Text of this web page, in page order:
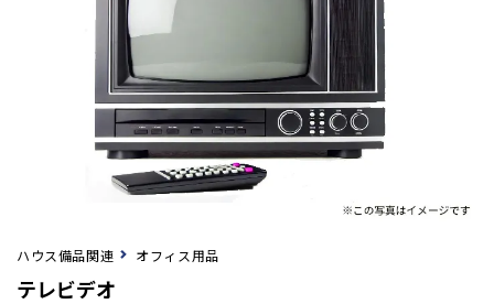
ハウス備品関連 オフィス用品
テレビデオ